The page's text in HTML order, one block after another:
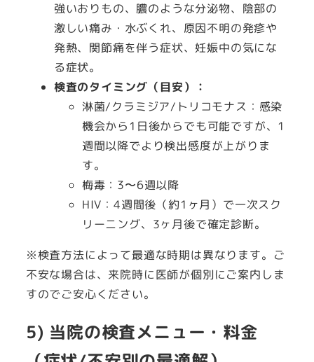
強いおりもの、膿のような分泌物、陰部の
激しい痛み・水ぶくれ、原因不明の発疹や
発熱、関節痛を伴う症状、妊娠中の気にな
る症状。
検査のタイミング（目安）：
淋菌/クラミジア/トリコモナス：感染
機会から1日後からでも可能ですが、1
週間以降でより検出感度が上がりま
す。
梅毒：3〜6週以降
HIV：4週間後（約1ヶ月）で一次スク
リーニング、3ヶ月後で確定診断。
※検査方法によって最適な時期は異なります。ご
不安な場合は、来院時に医師が個別にご案内しま
すのでご安心ください。
5) 当院の検査メニュー・料金